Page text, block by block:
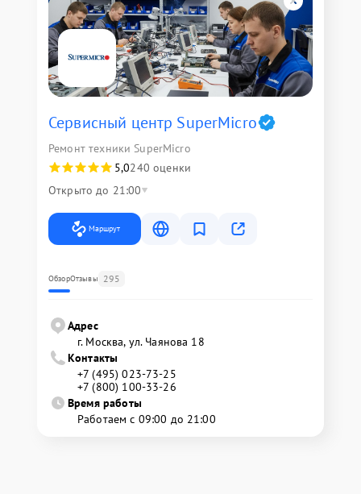
Сервисный центр SuperMicro
Ремонт техники SuperMicro
5,0240 оценки
Открыто до 21:00
Маршрут
ОбзорОтзывы 295
Адрес
г. Москва, ул. Чаянова 18
Контакты
+7 (495) 023-73-25
+7 (800) 100-33-26
Время работы
Работаем с 09:00 до 21:00